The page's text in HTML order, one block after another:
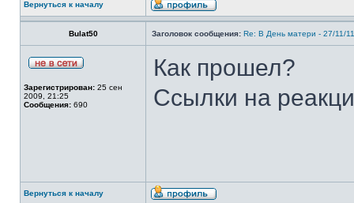
Вернуться к началу
Bulat50 Заголовок сообщения: Re: В День матери - 27/11/
Зарегистрирован: 25 сен
2009, 21:25
Сообщения: 690
Как прошел?
Ссылки на
Вернуться к началу